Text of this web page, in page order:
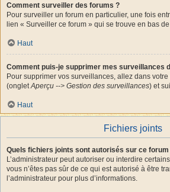
Comment surveiller des forums ?
Pour surveiller un forum en particulier, une fois
lien « Surveiller ce forum » qui se trouve en bas
Haut
Comment puis-je supprimer mes surveillances
Pour supprimer vos surveillances, allez dans
(ongletAperçu --> Gestion des surveillances) et
Haut
Fichiers joints
Quels fichiers joints sont autorisés sur ce forum
L’administrateur peut autoriser ou interdire
vous n’êtes pas sûr de ce qui est autorisé à être
l’administrateur pour plus d’informations.